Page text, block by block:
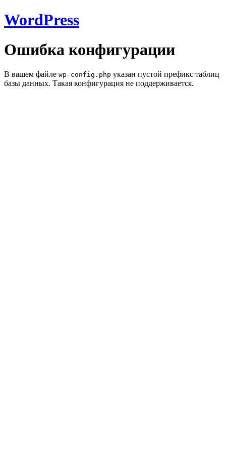
WordPress
Ошибка конфигурации
В вашем файле wp-config.php указан пустой префикс таблиц
базы данных. Такая конфигурация не поддерживается.